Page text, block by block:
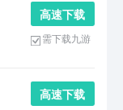
高 速 下 载
需下载九游
高 速 下 载